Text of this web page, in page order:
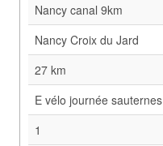
Nancy canal 9km
Nancy Croix du Jard
27 km
E vélo journée sauternes
1